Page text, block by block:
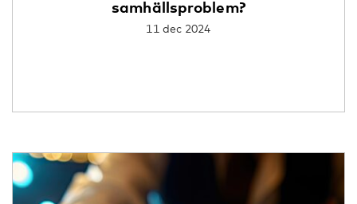
samhällsproblem?
11 dec 2024